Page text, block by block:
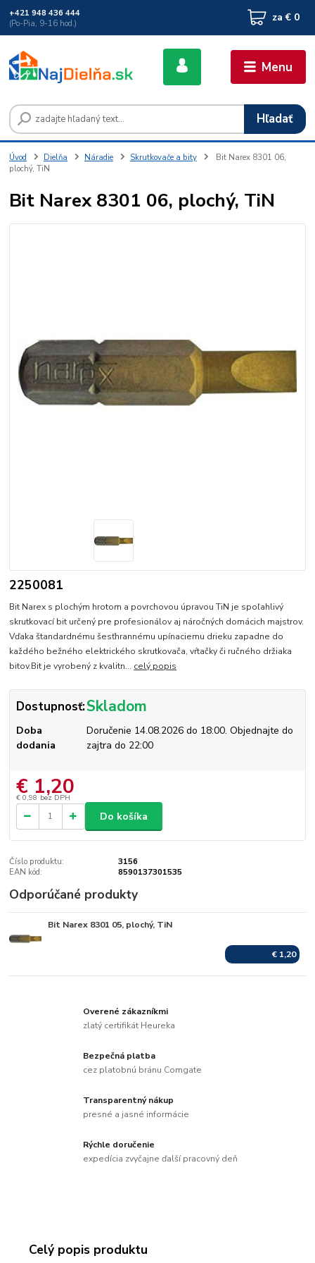
Menu
Hľadať
+421 948 436 444
(Po-Pia, 9-16 hod.)
za € 0
Úvod Dielňa Náradie Skrutkovače a bity
Bit Narex 8301 06,
plochý, TiN
Bit Narex 8301 06, plochý, TiN
2250081
Bit Narex s plochým hrotom a povrchovou úpravou TiN je spoľahlivý
skrutkovací bit určený pre profesionálov aj náročných domácich majstrov.
Vďaka štandardnému šesťhrannému upínaciemu drieku zapadne do
každého bežného elektrického skrutkovača, vŕtačky či ručného držiaka
bitov.Bit je vyrobený z kvalitn... celý popis
Dostupnosť:Skladom
Doba
dodania
Doručenie 14.08.2026 do 18:00. Objednajte do
zajtra do 22:00
€ 1,20
€ 0,98 bez DPH
Do košíka
Číslo produktu:
3156
EAN kód:
8590137301535
Odporúčané produkty
Bit Narex 8301 05, plochý, TiN
€ 1,20
Overené zákazníkmi
zlatý certifikát Heureka
Bezpečná platba
cez platobnú bránu Comgate
Transparentný nákup
presné a jasné informácie
Rýchle doručenie
expedícia zvyčajne ďalší pracovný deň
Celý popis produktu